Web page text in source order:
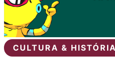
CULTURA & HISTÓRIA